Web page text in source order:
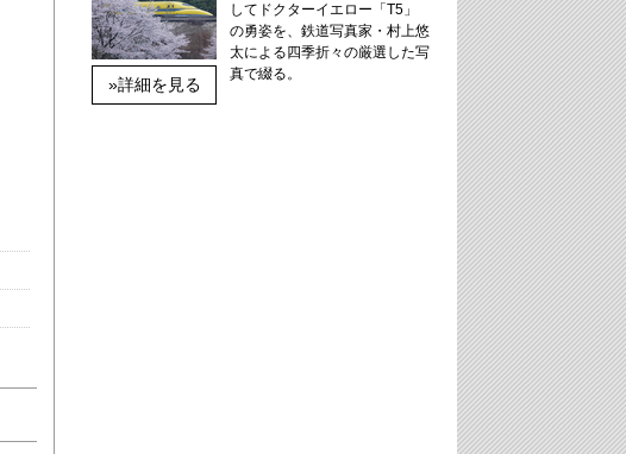
»詳細を見る
してドクターイエロー「T5」
の勇姿を、鉄道写真家・村上悠
太による四季折々の厳選した写
真で綴る。